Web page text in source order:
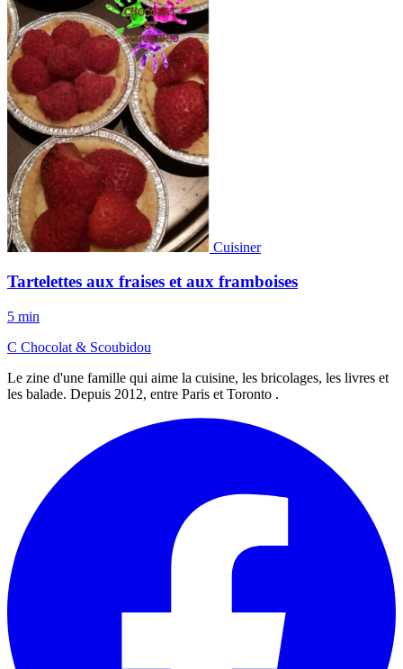
Cuisiner
Tartelettes aux fraises et aux framboises
5 min
C Chocolat & Scoubidou
Le zine d'une famille qui aime la cuisine, les bricolages, les livres et
les balade. Depuis 2012, entre Paris et Toronto .